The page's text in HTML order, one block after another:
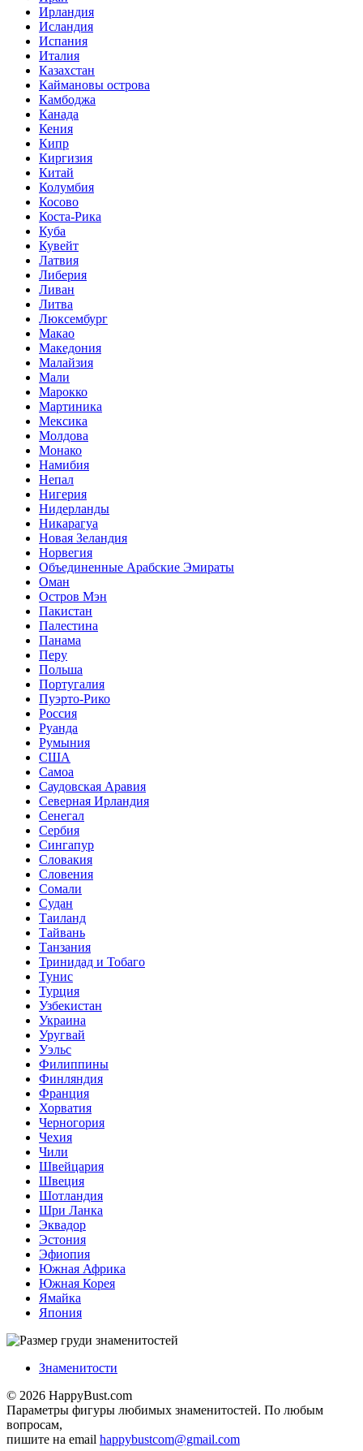
Ирландия
Исландия
Испания
Италия
Казахстан
Каймановы острова
Камбоджа
Канада
Кения
Кипр
Киргизия
Китай
Колумбия
Косово
Коста-Рика
Куба
Кувейт
Латвия
Либерия
Ливан
Литва
Люксембург
Макао
Македония
Малайзия
Мали
Марокко
Мартиника
Мексика
Молдова
Монако
Намибия
Непал
Нигерия
Нидерланды
Никарагуа
Новая Зеландия
Норвегия
Объединенные Арабские Эмираты
Оман
Остров Мэн
Пакистан
Палестина
Панама
Перу
Польша
Португалия
Пуэрто-Рико
Россия
Руанда
Румыния
США
Самоа
Саудовская Аравия
Северная Ирландия
Сенегал
Сербия
Сингапур
Словакия
Словения
Сомали
Судан
Таиланд
Тайвань
Танзания
Тринидад и Тобаго
Тунис
Турция
Узбекистан
Украина
Уругвай
Уэльс
Филиппины
Финляндия
Франция
Хорватия
Черногория
Чехия
Чили
Швейцария
Швеция
Шотландия
Шри Ланка
Эквадор
Эстония
Эфиопия
Южная Африка
Южная Корея
Ямайка
Япония
Знаменитости
© 2026 HappyBust.com
Параметры фигуры любимых знаменитостей. По любым
вопросам,
пишите на email happybustcom@gmail.com